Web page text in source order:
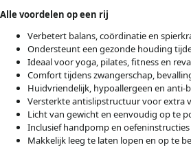
Alle voordelen op een rij
Verbetert balans, coördinatie en
Ondersteunt een gezonde houding
Ideaal voor yoga, pilates, fitness en
Comfort tijdens zwangerschap,
Huidvriendelijk, hypoallergeen en anti-
Versterkte antislipstructuur voor extra
Licht van gewicht en eenvoudig op te
Inclusief handpomp en oefeninstructies
Makkelijk leeg te laten lopen en op te